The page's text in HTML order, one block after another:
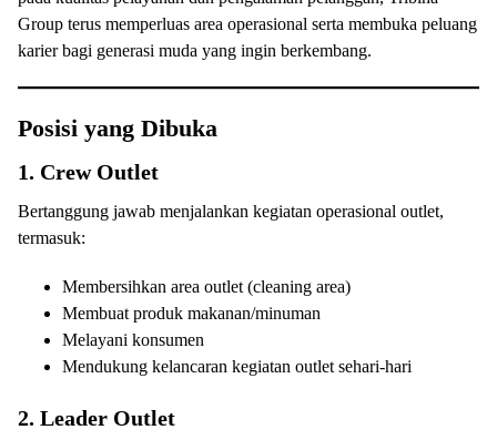
Group terus memperluas area operasional serta membuka peluang
karier bagi generasi muda yang ingin berkembang.
Posisi yang Dibuka
1. Crew Outlet
Bertanggung jawab menjalankan kegiatan operasional outlet,
termasuk:
Membersihkan area outlet (cleaning area)
Membuat produk makanan/minuman
Melayani konsumen
Mendukung kelancaran kegiatan outlet sehari-hari
2. Leader Outlet